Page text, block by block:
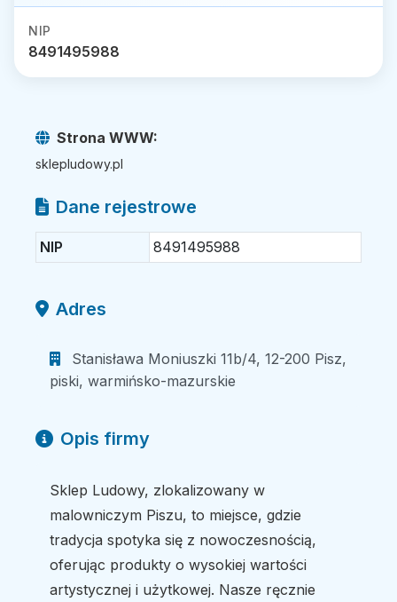
NIP
8491495988
Strona WWW:
sklepludowy.pl
Dane rejestrowe
NIP 8491495988
Adres
Stanisława Moniuszki 11b/4, 12-200 Pisz,
piski, warmińsko-mazurskie
Opis firmy
Sklep Ludowy, zlokalizowany w
malowniczym Piszu, to miejsce, gdzie
tradycja spotyka się z nowoczesnością,
oferując produkty o wysokiej wartości
artystycznej i użytkowej. Nasze ręcznie